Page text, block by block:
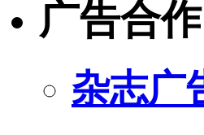
广告合作
杂志广